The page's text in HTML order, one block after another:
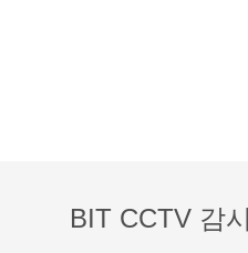
BIT CCTV 감